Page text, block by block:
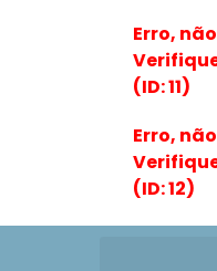
Erro,
(ID: 11)
Erro,
(ID: 12)